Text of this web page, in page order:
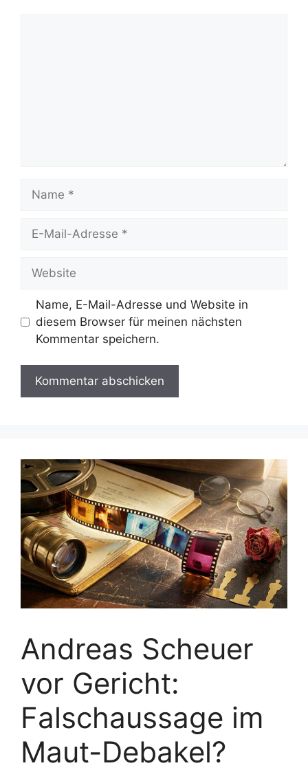
Mail-
Name, E-Mail-Adresse und Website in
diesem Browser für meinen nächsten
Kommentar speichern.
Andreas Scheuer
vor Gericht:
Falschaussage im
Maut-Debakel?